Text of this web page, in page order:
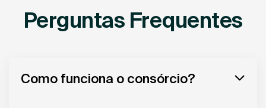
Perguntas Frequentes
Como funciona o consórcio?